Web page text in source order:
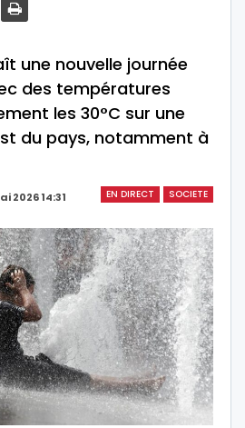
une nouvelle journée
des températures
les 30°C sur une
du pays, notamment à
EN DIRECT SOCIETE
2026 14:31